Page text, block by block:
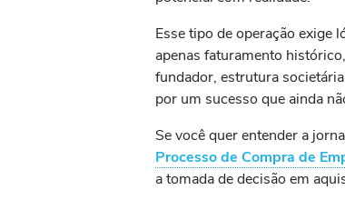
Esse tipo de operação exige
apenas faturamento
fundador, estrutura
por um sucesso que ainda
Se você quer entender a
Processo de Compra de
a tomada de decisão em